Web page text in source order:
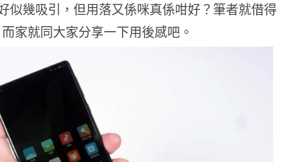
似幾吸引，但用落又係咪真係咁好？筆者就借得
家就同大家分享一下用後感吧。